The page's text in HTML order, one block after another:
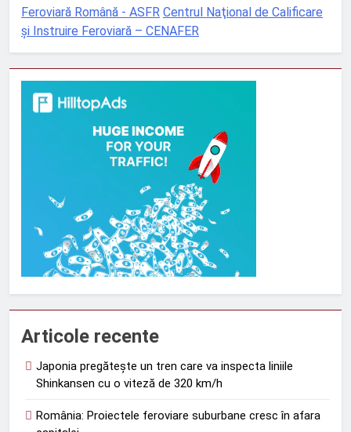
Feroviară Română - ASFR Centrul Naţional de Calificare
şi Instruire Feroviară – CENAFER
Articole recente
Japonia pregătește un tren care va inspecta liniile
Shinkansen cu o viteză de 320 km/h
România: Proiectele feroviare suburbane cresc în afara